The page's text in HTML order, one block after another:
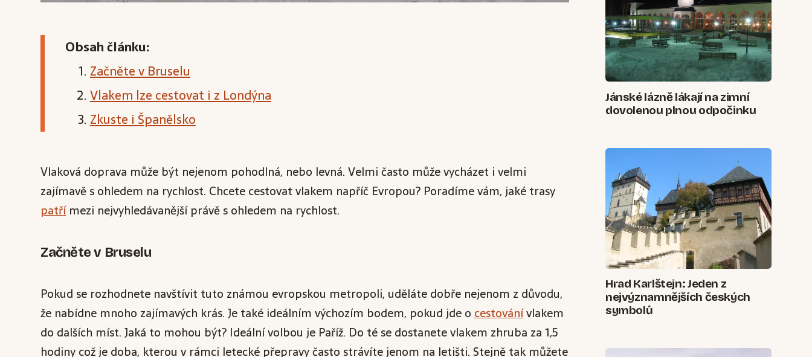
Obsah článku:
Začněte v Bruselu
Vlakem lze cestovat i z Londýna
Zkuste i Španělsko
Vlaková doprava může být nejenom pohodlná, nebo levná. Velmi často může vycházet i velmi
zajímavě s ohledem na rychlost. Chcete cestovat vlakem napříč Evropou? Poradíme vám, jaké trasy
patřímezi nejvyhledávanější právě s ohledem na rychlost.
Začněte v Bruselu
Pokud se rozhodnete navštívit tuto známou evropskou metropoli, uděláte dobře nejenom z důvodu,
že nabídne mnoho zajímavých krás. Je také ideálním výchozím bodem, pokud jde ocestovánívlakem
do dalších míst. Jaká to mohou být? Ideální volbou je Paříž. Do té se dostanete vlakem zhruba za 1,5
hodiny což je doba, kterou v rámci letecké přepravy často strávíte jenom na letišti. Stejně tak můžete
Jánské lázně lákají na zimní
dovolenou plnou odpočinku
Hrad Karlštejn: Jeden z
nejvýznamnějších českých
symbolů